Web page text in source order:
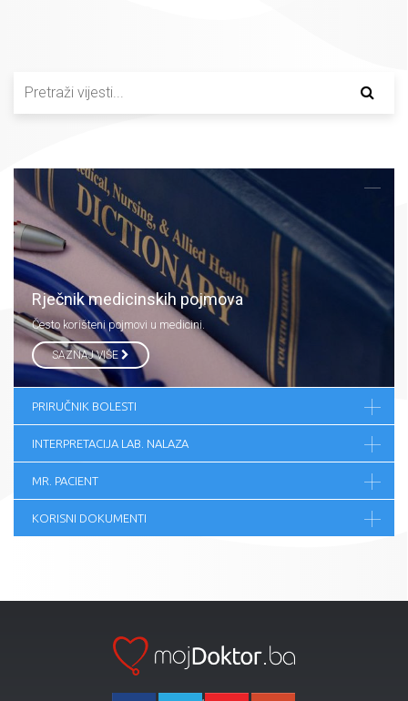
Rječnik medicinskih pojmova
Često korišteni pojmovi u medicini.
SAZNAJ VIŠE
PRIRUČNIK BOLESTI
INTERPRETACIJA LAB. NALAZA
MR. PACIENT
KORISNI DOKUMENTI